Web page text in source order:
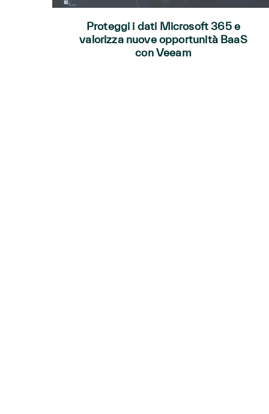
Proteggi i dati Microsoft 365 e
valorizza nuove opportunità BaaS
con Veeam